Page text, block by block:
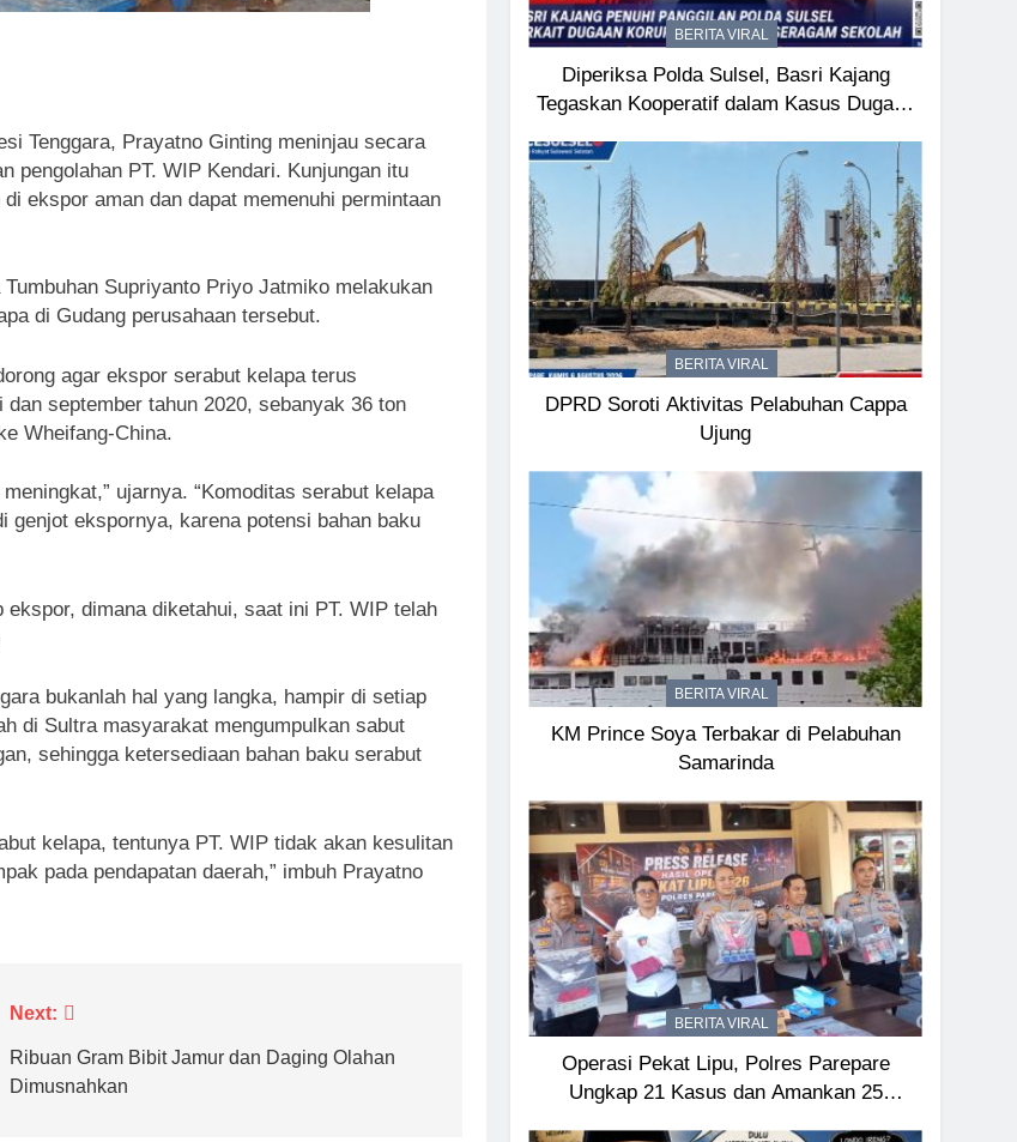
Tenggara, Prayatno Ginting meninjau secara
pengolahan PT. WIP Kendari. Kunjungan itu
ekspor aman dan dapat memenuhi permintaan
Supriyanto Priyo Jatmiko melakukan
di Gudang perusahaan tersebut.
agar ekspor serabut kelapa terus
september tahun 2020, sebanyak 36 ton
Wheifang-China.
ujarnya. “Komoditas serabut kelapa
ekspornya, karena potensi bahan baku
dimana diketahui, saat ini PT. WIP telah
bukanlah hal yang langka, hampir di setiap
di Sultra masyarakat mengumpulkan sabut
sehingga ketersediaan bahan baku serabut
kelapa, tentunya PT. WIP tidak akan kesulitan
pada pendapatan daerah,” imbuh Prayatno
Next:
Ribuan Gram Bibit Jamur dan Daging Olahan
Dimusnahkan
BERITA VIRAL
Diperiksa Polda Sulsel, Basri Kajang
Tegaskan Kooperatif dalam Kasus Dugaan
BERITA VIRAL
DPRD Soroti Aktivitas Pelabuhan Cappa
Ujung
BERITA VIRAL
KM Prince Soya Terbakar di Pelabuhan
Samarinda
BERITA VIRAL
Operasi Pekat Lipu, Polres Parepare
Ungkap 21 Kasus dan Amankan 25